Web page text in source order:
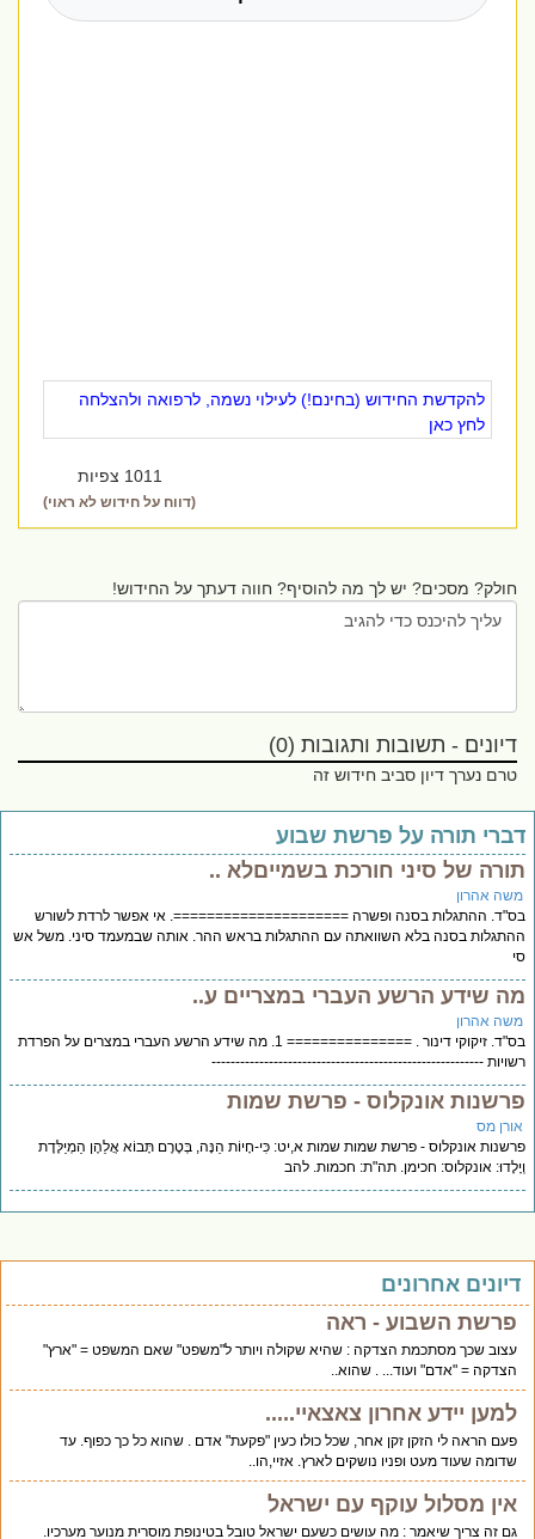
להקדשת החידוש (בחינם!) לעילוי נשמה, לרפואה ולהצלחה
לחץ כאן
1011 צפיות
(דווח על חידוש לא ראוי)
חולק? מסכים? יש לך מה להוסיף? חווה דעתך על החידוש!
דיונים - תשובות ותגובות (0)
טרם נערך דיון סביב חידוש זה
תורה על פרשת שבוע
של סיני חורכת בשמייםלא ..
אהרון
ההתגלות בסנה ופשרה =====================. אי אפשר לרדת לשורש
בסנה בלא השוואתה עם ההתגלות בראש ההר. אותה שבמעמד סיני. משל אש
שידע הרשע העברי במצריים ע..
אהרון
בס"ד. זיקוקי דינור . =============== 1. מה שידע הרשע העברי במצרים על הפרדת
---------------------------------------------------------
אונקלוס - פרשת שמות
מס
אונקלוס - פרשת שמות שמות א,יט: כִּי-חָיוֹת הֵנָּה, בְּטֶרֶם תָּבוֹא אֲלֵהֶן הַמְיַלֶּדֶת
אונקלוס: חכימן. תה"ת: חכמות. להב
אחרונים
פרשת השבוע - ראה
עצוב שכך מסתכמת הצדקה : שהיא שקולה ויותר ל"משפט" שאם המשפט = "ארץ"
הצדקה = "אדם" ועוד... . שהוא..
למען יידע אחרון צאצאיי.....
פעם הראה לי הזקן זקן אחר, שכל כולו כעין "פקעת" אדם . שהוא כל כך כפוף. עד
שדומה שעוד מעט ופניו נושקים לארץ. אזיי,הו..
אין מסלול עוקף עם ישראל
גם זה צריך שיאמר : מה עושים כשעם ישראל טובל בטינופת מוסרית מנוער מערכיו.